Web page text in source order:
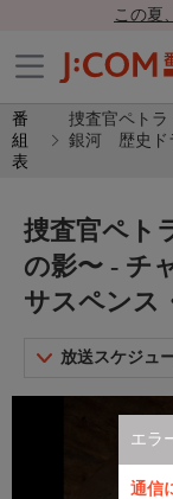
この夏
番
組
表
捜査官ペト
銀河 歴史ド
エラ
通信
捜査官ペト
の影〜 - チ
サスペンス
放送スケジュ